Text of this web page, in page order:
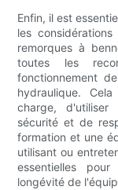
Enfin, il est
les
remorques à
toutes les
fonctionnement
hydraulique.
charge, d'utiliser
sécurité et de
formation et une
utilisant ou
essentielles
longévité de